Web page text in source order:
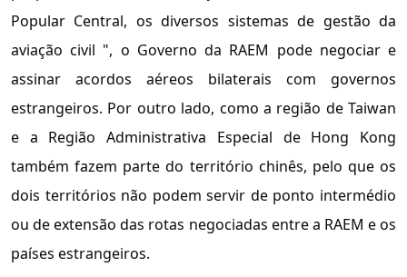
Popular Central, os diversos sistemas de gestão da
aviação civil ", o Governo da RAEM pode negociar e
assinar acordos aéreos bilaterais com governos
estrangeiros. Por outro lado, como a região de Taiwan
e a Região Administrativa Especial de Hong Kong
também fazem parte do território chinês, pelo que os
dois territórios não podem servir de ponto intermédio
ou de extensão das rotas negociadas entre a RAEM e os
países estrangeiros.